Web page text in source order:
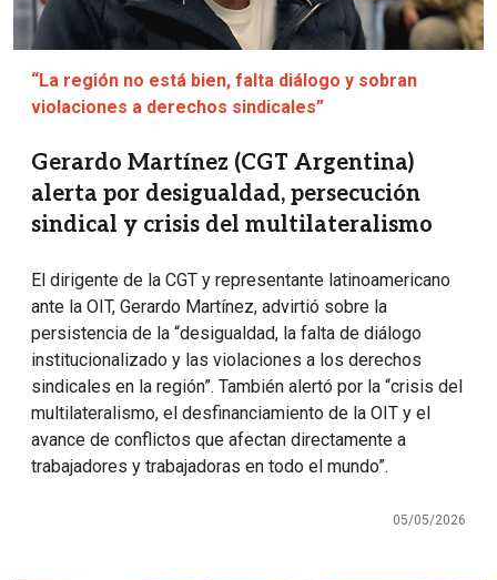
“La región no está bien, falta diálogo y sobran
violaciones a derechos sindicales”
Gerardo Martínez (CGT Argentina)
alerta por desigualdad, persecución
sindical y crisis del multilateralismo
El dirigente de la CGT y representante latinoamericano
ante la OIT, Gerardo Martínez, advirtió sobre la
persistencia de la “desigualdad, la falta de diálogo
institucionalizado y las violaciones a los derechos
sindicales en la región”. También alertó por la “crisis del
multilateralismo, el desfinanciamiento de la OIT y el
avance de conflictos que afectan directamente a
trabajadores y trabajadoras en todo el mundo”.
05/05/2026